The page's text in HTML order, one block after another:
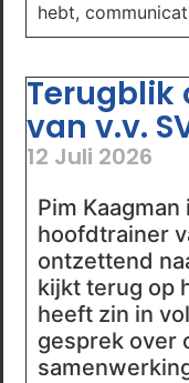
hebt,
Terugblik
van v.v.
12 Juli 2026
Pim
hoofdtrainer
ontzettend
kijkt terug op
heeft zin in
gesprek over